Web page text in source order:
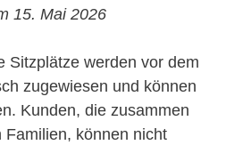
15. Mai 2026
Sitzplätze werden vor dem
zugewiesen und können
Kunden, die zusammen
können nicht